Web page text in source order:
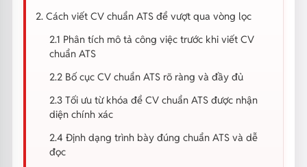
2. Cách viết CV chuẩn ATS để vượt qua vòng lọc
2.1 Phân tích mô tả công việc trước khi viết CV
chuẩn ATS
2.2 Bố cục CV chuẩn ATS rõ ràng và đầy đủ
2.3 Tối ưu từ khóa để CV chuẩn ATS được nhận
diện chính xác
2.4 Định dạng trình bày đúng chuẩn ATS và dễ
đọc